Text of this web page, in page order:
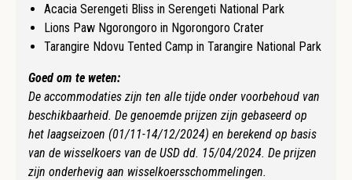
Acacia Serengeti Bliss in Serengeti National Park
Lions Paw Ngorongoro in Ngorongoro Crater
Tarangire Ndovu Tented Camp in Tarangire National Park
Goed om te weten:
De accommodaties zijn ten alle tijde onder voorbehoud van
beschikbaarheid. De genoemde prijzen zijn gebaseerd op
het laagseizoen (01/11-14/12/2024) en berekend op basis
van de wisselkoers van de USD dd. 15/04/2024. De prijzen
zijn onderhevig aan wisselkoersschommelingen.